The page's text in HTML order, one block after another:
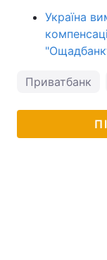
Україна
Приватбанк